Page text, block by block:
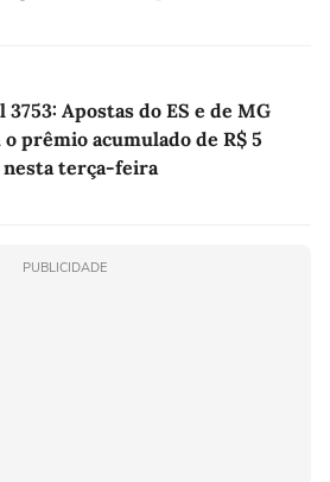
Apostas do ES e de MG
prêmio acumulado de R$ 5
terça-feira
PUBLICIDADE